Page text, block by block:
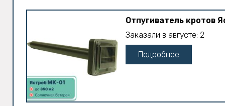
Отпугиватель кротов
Заказали в августе: 2
Подробнее